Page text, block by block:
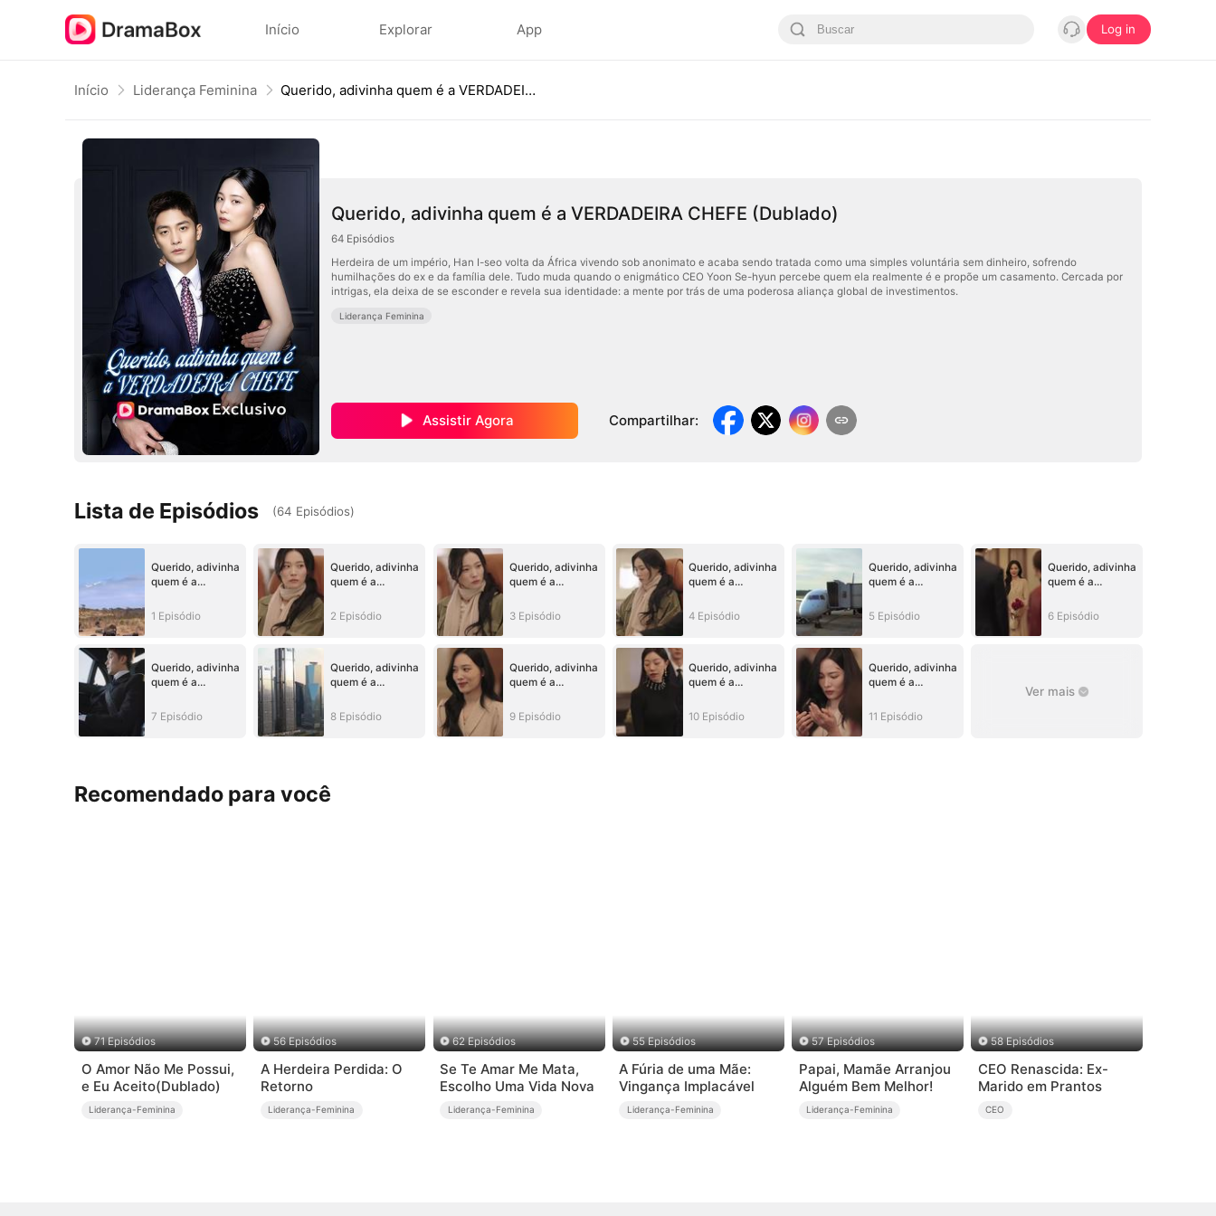
Início Explorar App Log in
Início Liderança Feminina Querido, adivinha quem é a VERDADEIRA CHEFE (Dublado)
Querido, adivinha quem é a VERDADEIRA CHEFE (Dublado)
64 Episódios
Herdeira de um império, Han I-seo volta da África vivendo sob anonimato e acaba sendo tratada como uma simples voluntária sem dinheiro, sofrendo
humilhações do ex e da família dele. Tudo muda quando o enigmático CEO Yoon Se-hyun percebe quem ela realmente é e propõe um casamento. Cercada por
intrigas, ela deixa de se esconder e revela sua identidade: a mente por trás de uma poderosa aliança global de investimentos.
Liderança Feminina
Assistir Agora Compartilhar:
Lista de Episódios (64 Episódios)
Querido, adivinha
quem é a
CHEFE (Dublado)
1 Episódio
Querido, adivinha
quem é a
CHEFE (Dublado)
2 Episódio
Querido, adivinha
quem é a
CHEFE (Dublado)
3 Episódio
Querido, adivinha
quem é a
CHEFE (Dublado)
4 Episódio
Querido, adivinha
quem é a
CHEFE (Dublado)
5 Episódio
Querido, adivinha
quem é a
CHEFE (Dublado)
6 Episódio
Querido, adivinha
quem é a
CHEFE (Dublado)
7 Episódio
Querido, adivinha
quem é a
CHEFE (Dublado)
8 Episódio
Querido, adivinha
quem é a
CHEFE (Dublado)
9 Episódio
Querido, adivinha
quem é a
CHEFE (Dublado)
10 Episódio
Querido, adivinha
quem é a
CHEFE (Dublado)
11 Episódio
Ver mais
Recomendado para você
71 Episódios
O Amor Não Me Possui,
e Eu Aceito(Dublado)
Liderança-Feminina
56 Episódios
A Herdeira Perdida: O
Retorno
Liderança-Feminina
62 Episódios
Se Te Amar Me Mata,
Escolho Uma Vida Nova
Liderança-Feminina
55 Episódios
A Fúria de uma Mãe:
Vingança Implacável
Liderança-Feminina
57 Episódios
Papai, Mamãe Arranjou
Alguém Bem Melhor!
Liderança-Feminina
58 Episódios
CEO Renascida: Ex-
Marido em Prantos
CEO